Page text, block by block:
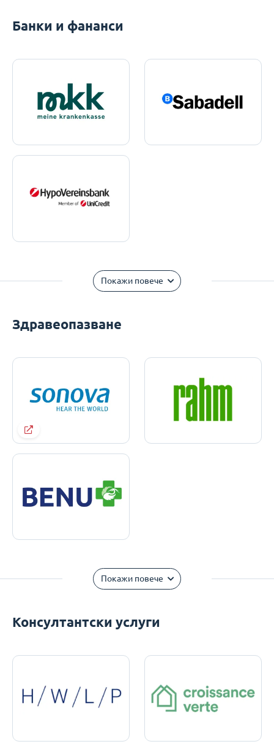
Банки и фананси
Покажи повече
Здравеопазване
Покажи повече
Консултантски услуги